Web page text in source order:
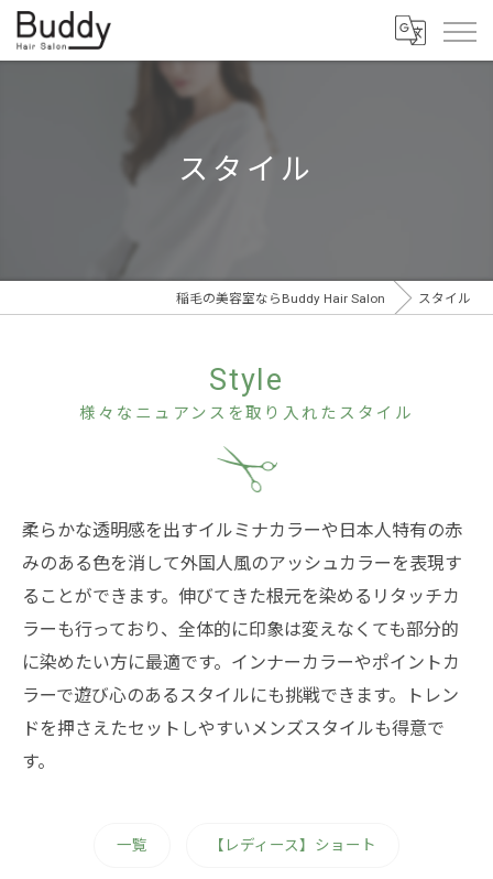
スタイル
稲毛の美容室ならBuddy Hair Salon スタイル
Style
様々なニュアンスを取り入れたスタイル
柔らかな透明感を出すイルミナカラーや日本人特有の赤
みのある色を消して外国人風のアッシュカラーを表現す
ることができます。伸びてきた根元を染めるリタッチカ
ラーも行っており、全体的に印象は変えなくても部分的
に染めたい方に最適です。インナーカラーやポイントカ
ラーで遊び心のあるスタイルにも挑戦できます。トレン
ドを押さえたセットしやすいメンズスタイルも得意で
す。
一覧 【レディース】ショート